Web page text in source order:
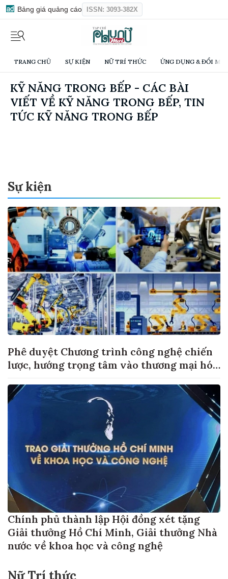
Bảng giá quảng cáo ISSN: 3093-382X
TRANG CHỦ SỰ KIỆN NỮ TRÍ THỨC ỨNG DỤNG & ĐỔI
KỸ NĂNG TRONG BẾP - CÁC BÀI
VIẾT VỀ KỸ NĂNG TRONG BẾP, TIN
TỨC KỸ NĂNG TRONG BẾP
Sự kiện
Phê duyệt Chương trình công nghệ chiến
lược, hướng trọng tâm vào thương mại hóa
Chính phủ thành lập Hội đồng xét tặng
Giải thưởng Hồ Chí Minh, Giải thưởng Nhà
nước về khoa học và công nghệ
Nữ Trí thức